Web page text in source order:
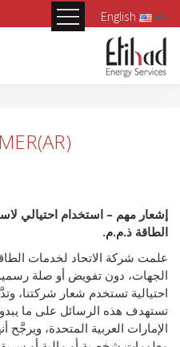
English
إشعار مهم – استخدام احتيالي
الطاقة ذ.م.م.
علمت شركة الاتحاد لخدمات
الجهات، دون تفويض أو صلة
احتيالية تستخدم شعار شركتنا،
تستهدف هذه الرسائل على ما
الإمارات العربية المتحدة،